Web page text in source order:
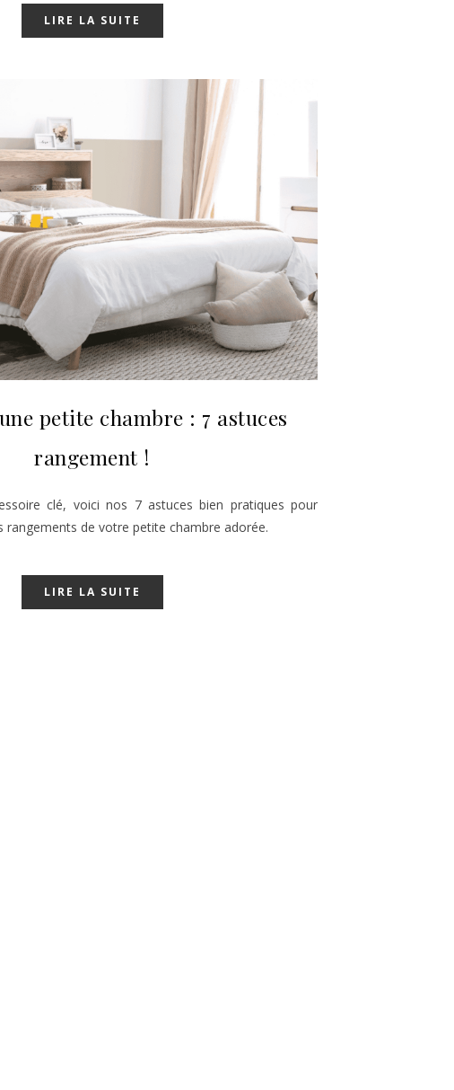
LIRE LA SUITE
petite chambre : 7 astuces
rangement !
clé, voici nos 7 astuces bien pratiques pour
rangements de votre petite chambre adorée.
LIRE LA SUITE